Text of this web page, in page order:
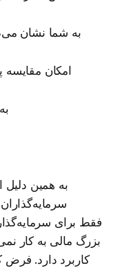
۱. به شما نشان
۲. امکان
به همین دلیل
بزرگ مالی به کار
کاربرد دارد. فرض